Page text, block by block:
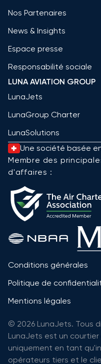
Nos Partenaires
News & Insights
Espace presse
Responsabilité sociale
LUNA AVIATION GROUP
LunaJets
LunaGroup Charter
LunaSolutions
Une société basée
Membre des
d'affaires :
Conditions générales
Politique de
Mentions légales
© 2026 LunaJets. Tous
LunaJets est un
uniquement en tant
opérateurs tiers et le